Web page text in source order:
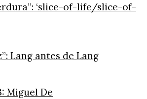
‘slice-of-life/slice-of-
Lang antes de Lang
Miguel De